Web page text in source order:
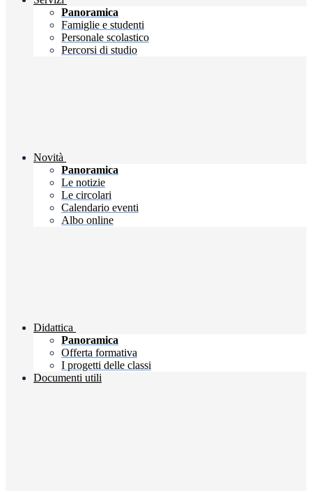
Panoramica
Famiglie e studenti
Personale scolastico
Percorsi di studio
Novità
Panoramica
Le notizie
Le circolari
Calendario eventi
Albo online
Didattica
Panoramica
Offerta formativa
I progetti delle classi
Documenti utili